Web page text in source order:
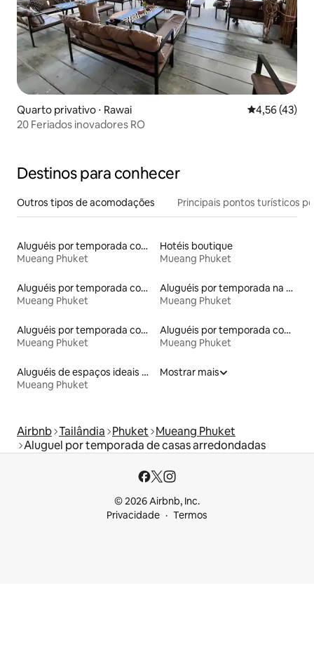
Quarto privativo ⋅ Rawai 4,56 de uma
4,56 (43)
20 Feriados inovadores RO
Destinos para conhecer
Outros tipos de acomodações Principais pontos turísticos
Aluguéis por temporada com sauna
Mueang Phuket
Hotéis boutique
Mueang Phuket
Aluguéis por temporada com suítes privativas
Mueang Phuket
Aluguéis por temporada na orla
Mueang Phuket
Aluguéis por temporada com café da manhã
Mueang Phuket
Aluguéis por temporada com banheira de hidromassagem
Mueang Phuket
Aluguéis de espaços ideais para famílias
Mueang Phuket
Mostrar mais
Airbnb Tailândia Phuket Mueang Phuket
Aluguel por temporada de casas arredondadas
© 2026 Airbnb, Inc.
Privacidade
Termos